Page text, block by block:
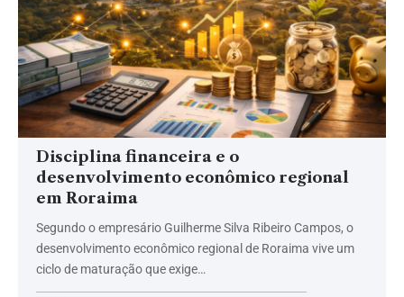
Disciplina financeira e o
desenvolvimento econômico regional
em Roraima
Segundo o empresário Guilherme Silva Ribeiro Campos, o
desenvolvimento econômico regional de Roraima vive um
ciclo de maturação que exige…